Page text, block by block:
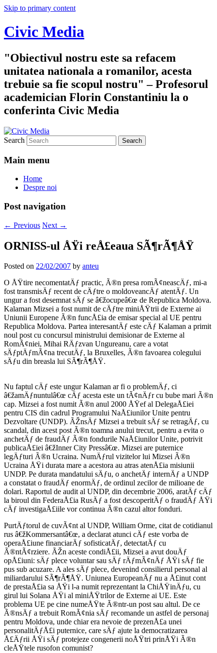
Skip to primary content
Civic Media
"Obiectivul nostru este sa refacem
unitatea nationala a romanilor, acesta
trebuie sa fie scopul nostru" – Profesorul
academician Florin Constantiniu la o
conferinta Civic Media
Search
Main menu
Home
Despre noi
Post navigation
← Previous Next →
ORNISS-ul ÅŸi reÅ£eaua SÃ¶rÃ¶ÅŸ
Posted on 22/02/2007 by anteu
O ÅŸtire necomentatÄƒ practic, Ã®n presa romÃ¢neascÄƒ, mi-a
fost transmisÄƒ recent de cÄƒtre o moldoveancÄƒ atentÄƒ. Un
ungur a fost desemnat sÄƒ se â€žocupeâ€œ de Republica Moldova.
Kalaman Mizsei a fost numit de cÄƒtre miniÅŸtrii de Externe ai
Uniunii Europene Ã®n funcÅ£ia de emisar special al UE pentru
Republica Moldova. Partea interesantÄƒ este cÄƒ Kalaman a primit
noul post cu concursul ministrului demisionar de Externe al
RomÃ¢niei, Mihai RÄƒzvan Ungureanu, care a votat
sÄƒptÄƒmÃ¢na trecutÄƒ, la Bruxelles, Ã®n favoarea colegului
sÄƒu din breasla lui SÃ¶rÃ¶ÅŸ.
Nu faptul cÄƒ este ungur Kalaman ar fi o problemÄƒ, ci
â€žamÄƒnuntulâ€œ cÄƒ acesta este un tÃ¢nÄƒr cu bube mari Ã®n
cap. Mizsei a fost numit Ã®n anul 2000 ÅŸef al DelegaÅ£iei
pentru CIS din cadrul Programului NaÅ£iunilor Unite pentru
Dezvoltare (UNDP). ÃŽnsÄƒ Mizsei a trebuit sÄƒ se retragÄƒ, cu
scandal, din acest post Ã®n toamna anului trecut, pentru a evita o
anchetÄƒ de fraudÄƒ Ã®n fondurile NaÅ£iunilor Unite, potrivit
publicaÅ£iei â€žInner City Pressâ€œ. Mizsei are puternice
legÄƒturi Ã®n Ucraina. NumÄƒrul vizitelor lui Mizsei Ã®n
Ucraina ÅŸi durata mare a acestora au atras atenÅ£ia misiunii
UNDP. Pe durata mandatului sÄƒu, o anchetÄƒ internÄƒ a UNDP
a constatat o fraudÄƒ enormÄƒ, de ordinul zecilor de milioane de
dolari. Raportul de audit al UNDP, din decembrie 2006, aratÄƒ cÄƒ
la biroul din FederaÅ£ia RusÄƒ a fost descoperitÄƒ o fraudÄƒ ÅŸi
cÄƒ investigaÅ£iile vor continua Ã®n cazul altor fonduri.
PurtÄƒtorul de cuvÃ¢nt al UNDP, William Orme, citat de cotidianul
rus â€žKommersantâ€œ, a declarat atunci cÄƒ este vorba de
operaÅ£iune financiarÄƒ sofisticatÄƒ, detectatÄƒ cu
Ã®ntÃ¢rziere. ÃŽn aceste condiÅ£ii, Mizsei a avut douÄƒ
opÅ£iuni: sÄƒ plece voluntar sau sÄƒ rÄƒmÃ¢nÄƒ ÅŸi sÄƒ fie
pus sub acuzare. A ales sÄƒ plece, devenind consilierul personal al
miliardarului SÃ¶rÃ¶ÅŸ. Uniunea EuropeanÄƒ nu a Å£inut cont
de prestaÅ£ia sa ÅŸi l-a numit reprezentant la ChiÅŸinÄƒu, cu
girul lui Solana ÅŸi al miniÅŸtrilor de Externe ai UE. Este
problema UE pe cine numeÅŸte Ã®ntr-un post sau altul. De ce
Ã®nsÄƒ a trebuit RomÃ¢nia sÄƒ recomande un astfel de personaj
pentru Moldova, unde chiar era nevoie de prezenÅ£a unei
personalitÄƒÅ£i puternice, care sÄƒ ajute la democratizarea
Å£Äƒrii ÅŸi sÄƒ protejeze congenerii noÅŸtri prinÅŸi Ã®n
cleÅŸtele rusofon comunist?